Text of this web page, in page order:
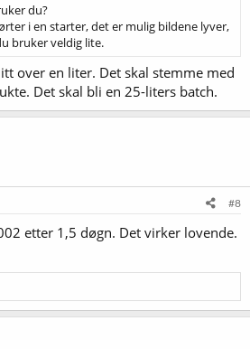
du?
i en starter, det er mulig bildene lyver,
bruker veldig lite.
over en liter. Det skal stemme med
Det skal bli en 25-liters batch.
#8
etter 1,5 døgn. Det virker lovende.